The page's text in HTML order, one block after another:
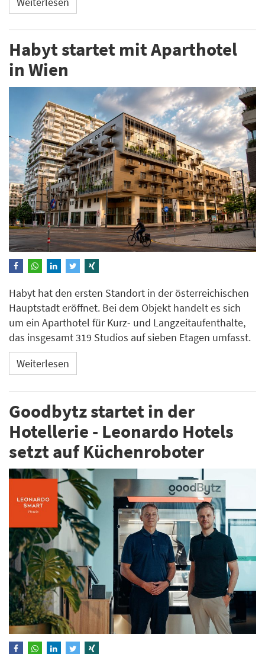
Habyt startet mit Aparthotel
in Wien
Habyt hat den ersten Standort in der österreichischen
Hauptstadt eröffnet. Bei dem Objekt handelt es sich
um ein Aparthotel für Kurz- und Langzeitaufenthalte,
das insgesamt 319 Studios auf sieben Etagen umfasst.
Weiterlesen
Goodbytz startet in der
Hotellerie - Leonardo Hotels
setzt auf Küchenroboter